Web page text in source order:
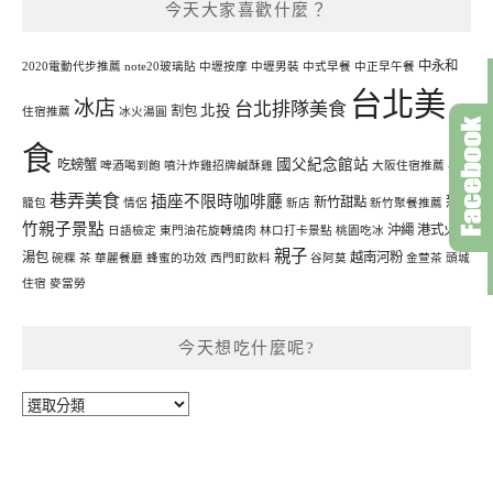
今天大家喜歡什麼？
2020電動代步推薦 note20玻璃貼 中壢按摩 中壢男裝 中式早餐 中正早午餐 中永和
住宿推薦 冰店 冰火湯圓 割包 北投 台北排隊美食 台北美
食 吃螃蟹 啤酒喝到飽 噴汁炸雞招牌鹹酥雞 國父紀念館站 大阪住宿推薦 小
籠包 巷弄美食 情侶 插座不限時咖啡廳 新店 新竹甜點 新竹聚餐推薦 新
竹親子景點 日語檢定 東門油花旋轉燒肉 林口打卡景點 桃園吃冰 沖繩 港式火鍋
湯包 碗粿 茶 華麗餐廳 蜂蜜的功效 西門町飲料 親子 谷阿莫 越南河粉 金萱茶 頭城
住宿 麥當勞
今天想吃什麼呢?
今